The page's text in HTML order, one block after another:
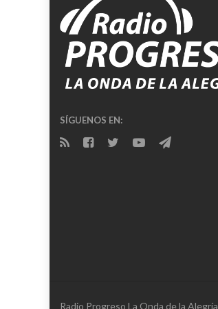
SÍGUENOS EN:
Radio Progreso La Onda de la Alegría